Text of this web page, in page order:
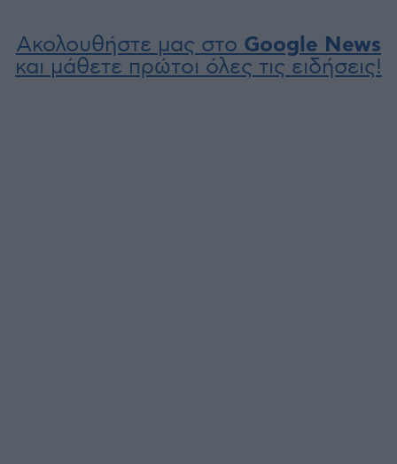
Ακολουθήστε μας στο Google News
και μάθετε πρώτοι όλες τις ειδήσεις!